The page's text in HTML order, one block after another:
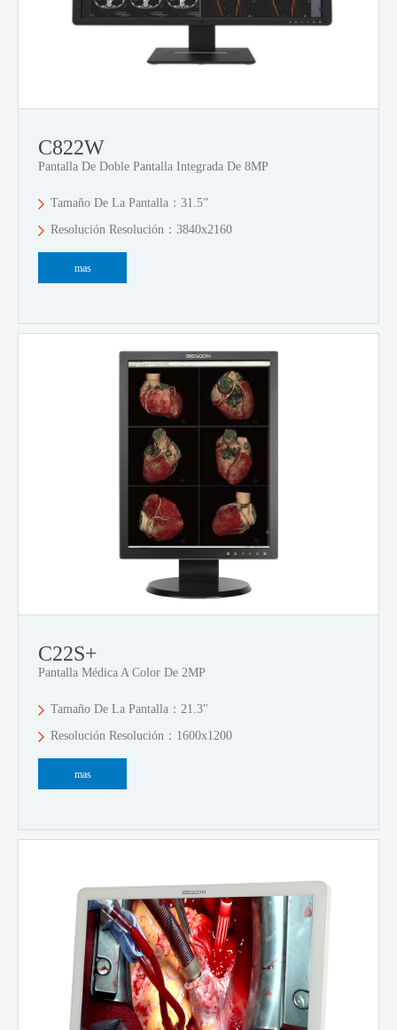
C822W
Pantalla De Doble Pantalla Integrada De 8MP
Tamaño De La Pantalla：31.5”
Resolución Resolución：3840x2160
mas
C22S+
Pantalla Médica A Color De 2MP
Tamaño De La Pantalla：21.3"
Resolución Resolución：1600x1200
mas